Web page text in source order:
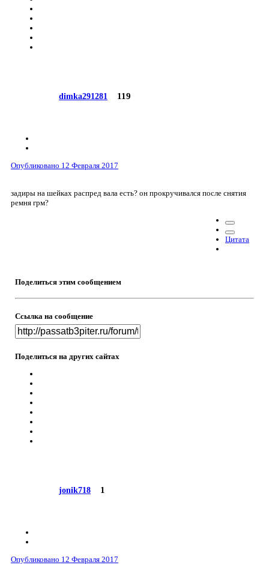
dimka291281 119
Опубликовано 12 Февраля 2017
задиры на шейках распред вала есть? он прокручивался после снятия
ремня грм?
Цитата
Поделиться этим сообщением
Ссылка на сообщение
Поделиться на других сайтах
jonik718 1
Опубликовано 12 Февраля 2017